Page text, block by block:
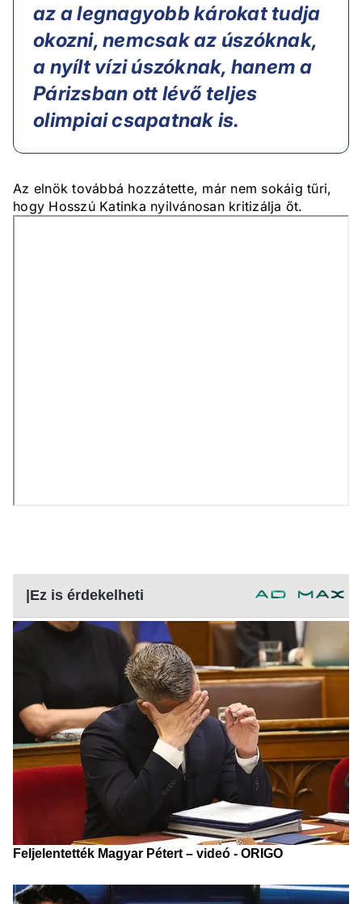
az a legnagyobb károkat tudja
okozni, nemcsak az úszóknak,
a nyílt vízi úszóknak, hanem a
Párizsban ott lévő teljes
olimpiai csapatnak is.
Az elnök továbbá hozzátette, már nem sokáig tűri,
hogy Hosszú Katinka nyilvánosan kritizálja őt.